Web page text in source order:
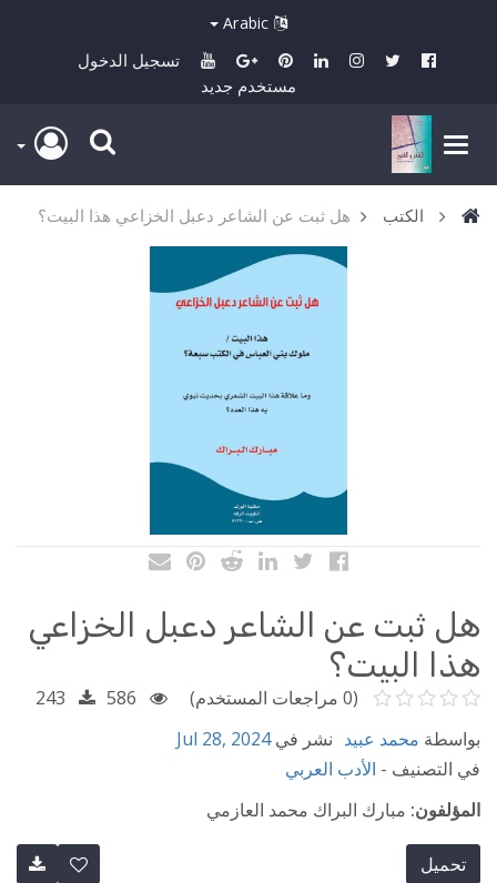
تسجيل الدخول
مستخدم جديد
الكتب هل ثبت عن الشاعر دعبل الخزاعي هذا البيت؟
هل ثبت عن الشاعر دعبل الخزاعي
هذا البيت؟
(0 مراجعات المستخدم)
بواسطة محمد عبيد نشر فيJul 28, 2024
في التصنيف - الأدب العربي
المؤلفون: مبارك البراك محمد العازمي
تحميل